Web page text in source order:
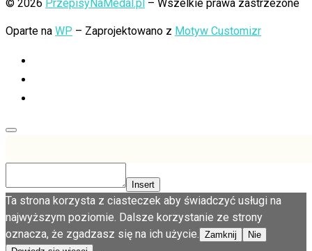
© 2026 PrzepisyNaMedal.pl – Wszelkie prawa zastrzeżone
Oparte na WP – Zaprojektowano z Motyw Customizr
Insert
Ta strona korzysta z ciasteczek aby świadczyć usługi na
najwyższym poziomie. Dalsze korzystanie ze strony
oznacza, że zgadzasz się na ich użycie. Zamknij
Nie